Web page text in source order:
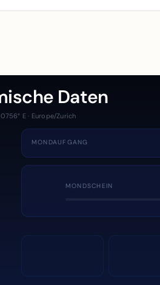
Daten
E · Europe/Zurich
MONDAUFGANG
MONDSCHEIN